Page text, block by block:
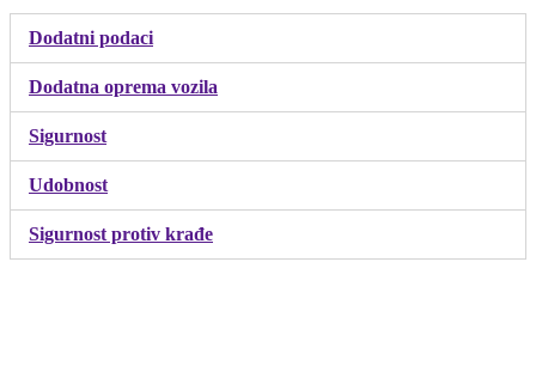
Dodatni podaci
Dodatna oprema vozila
Sigurnost
Udobnost
Sigurnost protiv krađe